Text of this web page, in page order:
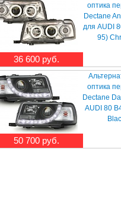
36 600 руб.
оптика
Dectane
для AUDI
95)
50 700 руб.
оптика
Dectane
AUDI 80